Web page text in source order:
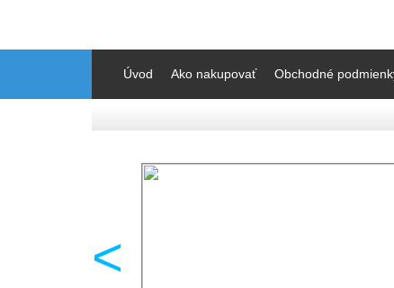
Úvod Ako nakupovať Obchodné
<